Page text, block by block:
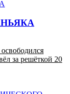
за решёткой 20